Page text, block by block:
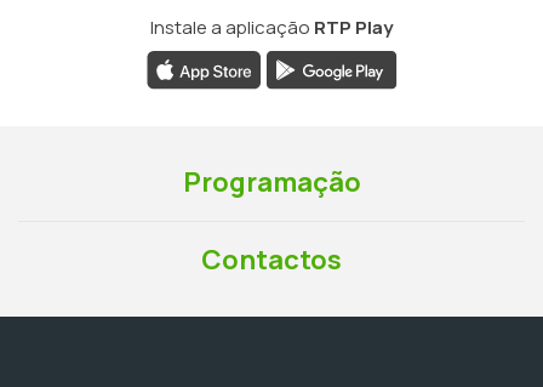
Instale a aplicação RTP Play
Programação
Contactos